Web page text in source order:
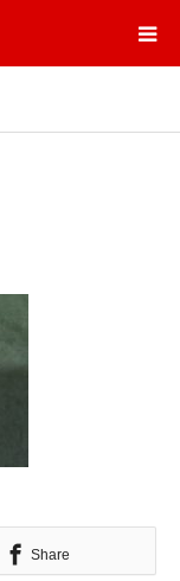
Share